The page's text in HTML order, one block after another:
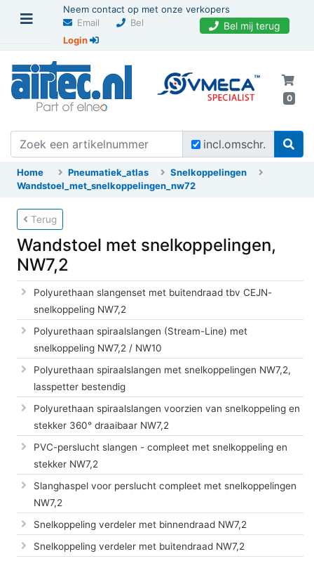
Neem contact op met onze verkopers
Email
Bel Bel mij terug
Login
0
incl.omschr.
Home Pneumatiek_atlas
Snelkoppelingen
Wandstoel_met_snelkoppelingen_nw72
Terug
Wandstoel met snelkoppelingen,
NW7,2
Polyurethaan slangenset met buitendraad tbv CEJN-
snelkoppeling NW7,2
Polyurethaan spiraalslangen (Stream-Line) met
snelkoppeling NW7,2 / NW10
Polyurethaan spiraalslangen met snelkoppelingen NW7,2,
lasspetter bestendig
Polyurethaan spiraalslangen voorzien van snelkoppeling en
stekker 360° draaibaar NW7,2
PVC-perslucht slangen - compleet met snelkoppeling en
stekker NW7,2
Slanghaspel voor perslucht compleet met snelkoppelingen
NW7,2
Snelkoppeling verdeler met binnendraad NW7,2
Snelkoppeling verdeler met buitendraad NW7,2